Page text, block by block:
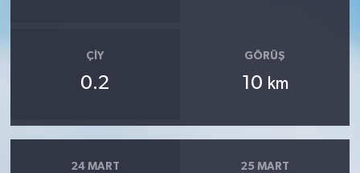
ÇIY
0.2
GÖRÜŞ
10 km
24 MART 25 MART